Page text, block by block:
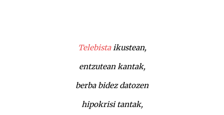
Telebistaikustean,
entzutean kantak,
berba bidez datozen
hipokrisi tantak,